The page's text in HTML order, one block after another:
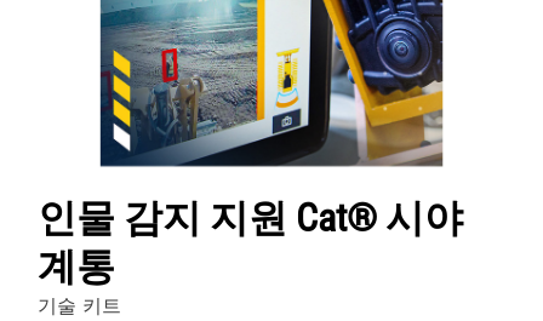
인물 감지 지원 Cat® 시야
계통
기술 키트